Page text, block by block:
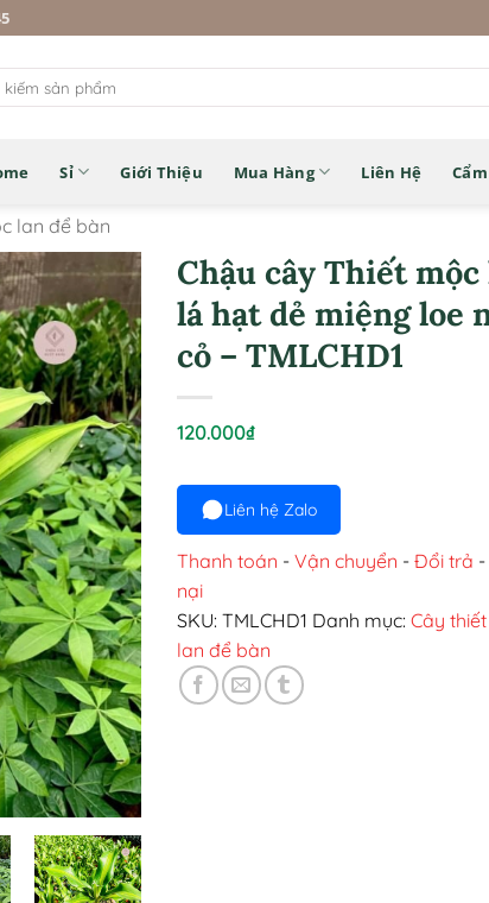
Sỉ Giới Thiệu Mua Hàng Liên Hệ
lan để bàn
Chậu cây Thiết mộc
lá hạt dẻ miệng loe
cỏ – TMLCHD1
120.000₫
Liên hệ Zalo
Thanh toán - Vận chuyển - Đổi trả -
nại
SKU: TMLCHD1 Danh mục: Cây
lan để bàn